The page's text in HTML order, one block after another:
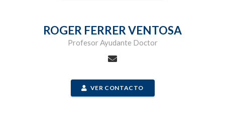
ROGER FERRER VENTOSA
Profesor Ayudante Doctor
VER CONTACTO